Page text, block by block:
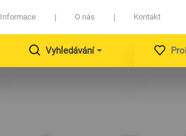
Informace O nás Kontakt
Vyhledávání